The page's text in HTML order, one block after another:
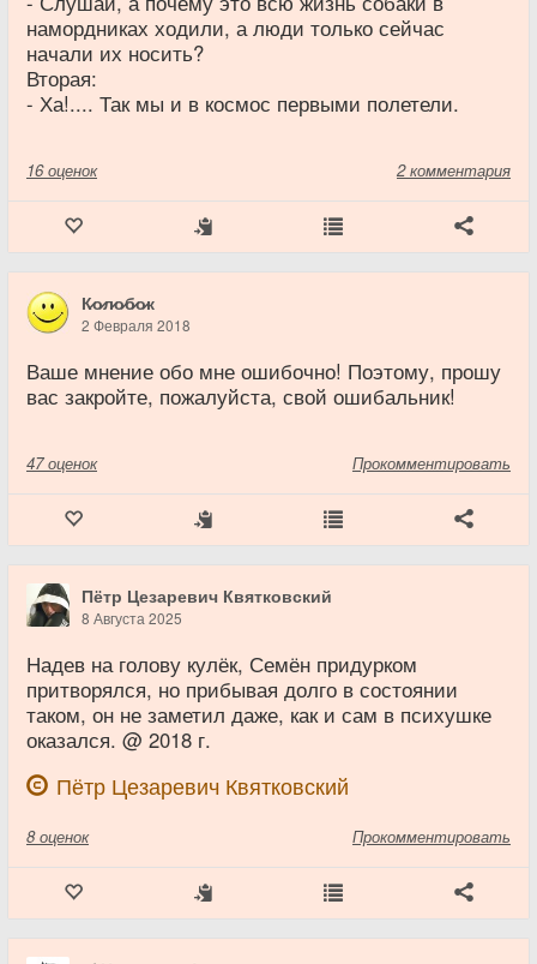
намордниках ходили, а люди только сейчас
начали их носить?
Вторая:
- Ха!.... Так мы и в космос первыми полетели.
16 оценок 2 комментария
К̷о̷л̷о̷б̷о̷к
2 Февраля 2018
Ваше мнение обо мне ошибочно! Поэтому, прошу
вас закройте, пожалуйста, свой ошибальник!
47 оценок Прокомментировать
Пётр Цезаревич Квятковский
8 Августа 2025
Надев на голову кулёк, Семён придурком
притворялся, но прибывая долго в состоянии
таком, он не заметил даже, как и сам в психушке
оказался. @ 2018 г.
Пётр Цезаревич Квятковский
8 оценок Прокомментировать